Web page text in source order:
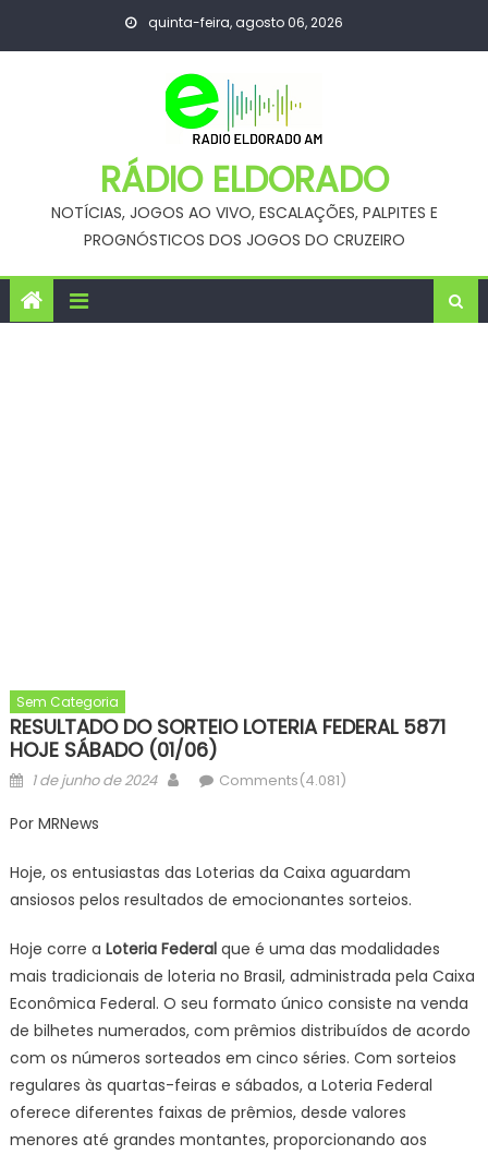
quinta-feira, agosto 06, 2026
RÁDIO ELDORADO
NOTÍCIAS, JOGOS AO VIVO, ESCALAÇÕES, PALPITES E
PROGNÓSTICOS DOS JOGOS DO CRUZEIRO
Sem Categoria
RESULTADO DO SORTEIO LOTERIA FEDERAL 5871
HOJE SÁBADO (01/06)
Posted
1 de junho de 2024 AuthorComments(4.081)
Por MRNews
Hoje, os entusiastas das Loterias da Caixa aguardam
ansiosos pelos resultados de emocionantes sorteios.
Hoje corre a Loteria Federalque é uma das modalidades
mais tradicionais de loteria no Brasil, administrada pela Caixa
Econômica Federal. O seu formato único consiste na venda
de bilhetes numerados, com prêmios distribuídos de acordo
com os números sorteados em cinco séries. Com sorteios
regulares às quartas-feiras e sábados, a Loteria Federal
oferece diferentes faixas de prêmios, desde valores
menores até grandes montantes, proporcionando aos